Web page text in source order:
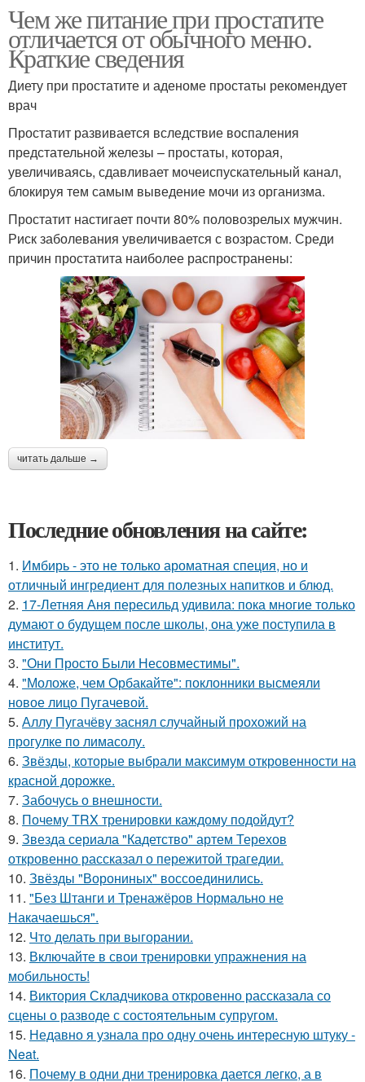
Чем же питание при простатите
отличается от обычного меню.
Краткие сведения
Диету при простатите и аденоме простаты рекомендует
врач
Простатит развивается вследствие воспаления
предстательной железы – простаты, которая,
увеличиваясь, сдавливает мочеиспускательный канал,
блокируя тем самым выведение мочи из организма.
Простатит настигает почти 80% половозрелых мужчин.
Риск заболевания увеличивается с возрастом. Среди
причин простатита наиболее распространены:
читать дальше →
Последние обновления на сайте:
1. Имбирь - это не только ароматная специя, но и
отличный ингредиент для полезных напитков и блюд.
2. 17-Летняя Аня пересильд удивила: пока многие только
думают о будущем после школы, она уже поступила в
институт.
3. "Они Просто Были Несовместимы".
4. "Моложе, чем Орбакайте": поклонники высмеяли
новое лицо Пугачевой.
5. Аллу Пугачёву заснял случайный прохожий на
прогулке по лимасолу.
6. Звёзды, которые выбрали максимум откровенности на
красной дорожке.
7. Забочусь о внешности.
8. Почему TRX тренировки каждому подойдут?
9. Звезда сериала "Кадетство" артем Терехов
откровенно рассказал о пережитой трагедии.
10. Звёзды "Ворониных" воссоединились.
11. "Без Штанги и Тренажёров Нормально не
Накачаешься".
12. Что делать при выгорании.
13. Включайте в свои тренировки упражнения на
мобильность!
14. Виктория Складчикова откровенно рассказала со
сцены о разводе с состоятельным супругом.
15. Недавно я узнала про одну очень интересную штуку -
Neat.
16. Почему в одни дни тренировка дается легко, а в